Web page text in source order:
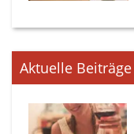
Aktuelle Beiträge